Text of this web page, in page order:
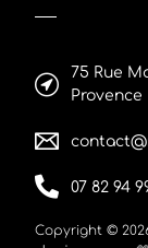
75 Rue
Provence
07 82 94
Copyright ©